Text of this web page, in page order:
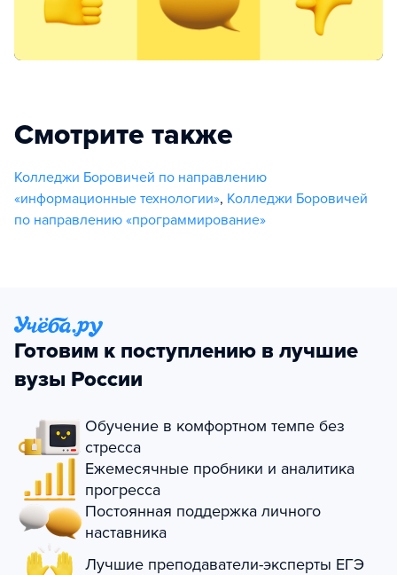
Смотрите также
Колледжи Боровичей по направлению
«информационные технологии», Колледжи Боровичей
по направлению «программирование»
Готовим к поступлению в лучшие
вузы России
Обучение в комфортном темпе без
стресса
Ежемесячные пробники и аналитика
прогресса
Постоянная поддержка личного
наставника
Лучшие преподаватели-эксперты ЕГЭ